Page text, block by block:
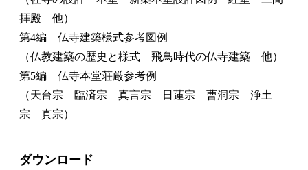
拝殿 他）
第4編 仏寺建築様式参考図例
（仏教建築の歴史と様式 飛鳥時代の仏寺建築 他）
第5編 仏寺本堂荘厳参考例
（天台宗 臨済宗 真言宗 日蓮宗 曹洞宗 浄土
宗 真宗）
ダウンロード